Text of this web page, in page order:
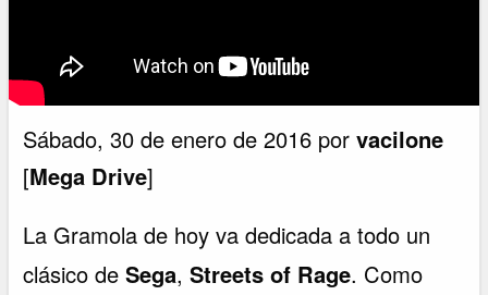
Sábado, 30 de enero de 2016 porvacilone
[Mega Drive]
La Gramola de hoy va dedicada a todo un
clásico deSega,Streets of Rage. Como